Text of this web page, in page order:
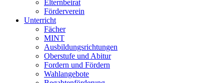
Elternbeirat
Förderverein
Unterricht
Fächer
MINT
Ausbildungsrichtungen
Oberstufe und Abitur
Fordern und Fördern
Wahlangebote